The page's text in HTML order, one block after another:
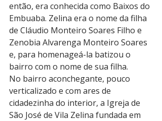
então, era conhecida como Baixos do
Embuaba. Zelina era o nome da filha
de Cláudio Monteiro Soares Filho e
Zenobia Alvarenga Monteiro Soares
e, para homenageá-la batizou o
bairro com o nome de sua filha.
No bairro aconchegante, pouco
verticalizado e com ares de
cidadezinha do interior, a Igreja de
São José de Vila Zelina fundada em